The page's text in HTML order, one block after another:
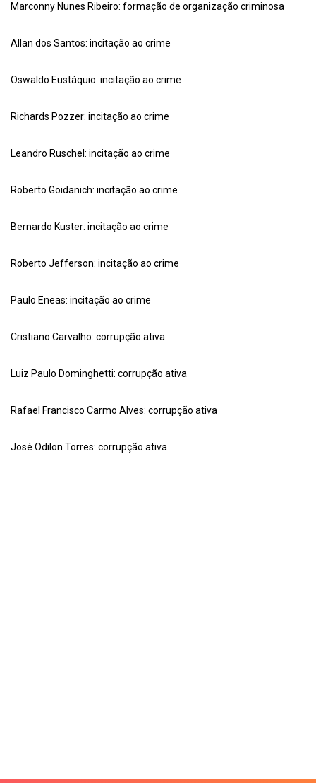
Marconny Nunes Ribeiro: formação de organização criminosa
Allan dos Santos: incitação ao crime
Oswaldo Eustáquio: incitação ao crime
Richards Pozzer: incitação ao crime
Leandro Ruschel: incitação ao crime
Roberto Goidanich: incitação ao crime
Bernardo Kuster: incitação ao crime
Roberto Jefferson: incitação ao crime
Paulo Eneas: incitação ao crime
Cristiano Carvalho: corrupção ativa
Luiz Paulo Dominghetti: corrupção ativa
Rafael Francisco Carmo Alves: corrupção ativa
José Odilon Torres: corrupção ativa